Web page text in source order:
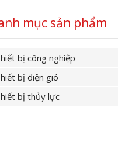
mục sản phẩm
bị công nghiệp
bị điện gió
bị thủy lực